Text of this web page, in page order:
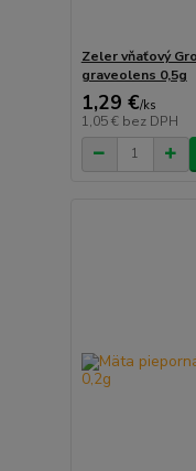
Zeler vňaťový
graveolens 0,5g
1,29 €/ks
1,05 € bez DPH